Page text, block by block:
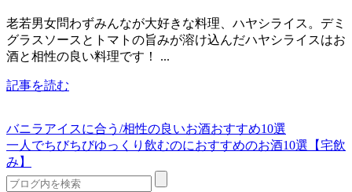
老若男女問わずみんなが大好きな料理、ハヤシライス。デミ
グラスソースとトマトの旨みが溶け込んだハヤシライスはお
酒と相性の良い料理です！ ...
記事を読む
バニラアイスに合う/相性の良いお酒おすすめ10選
一人でちびちびゆっくり飲むのにおすすめのお酒10選【宅飲
み】